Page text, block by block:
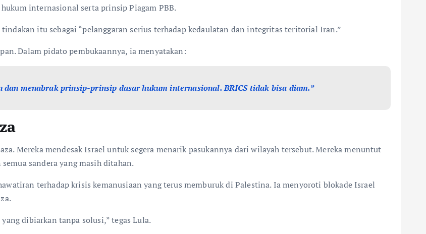
internasional serta prinsip Piagam PBB.
itu sebagai “pelanggaran serius terhadap kedaulatan dan integritas teritorial Iran.”
Dalam pidato pembukaannya, ia menyatakan:
dan menabrak prinsip-prinsip dasar hukum internasional. BRICS tidak bisa diam.”
Mereka mendesak Israel untuk segera menarik pasukannya dari wilayah tersebut. Mereka menuntut
sandera yang masih ditahan.
terhadap krisis kemanusiaan yang terus memburuk di Palestina. Ia menyoroti blokade Israel
dibiarkan tanpa solusi,” tegas Lula.